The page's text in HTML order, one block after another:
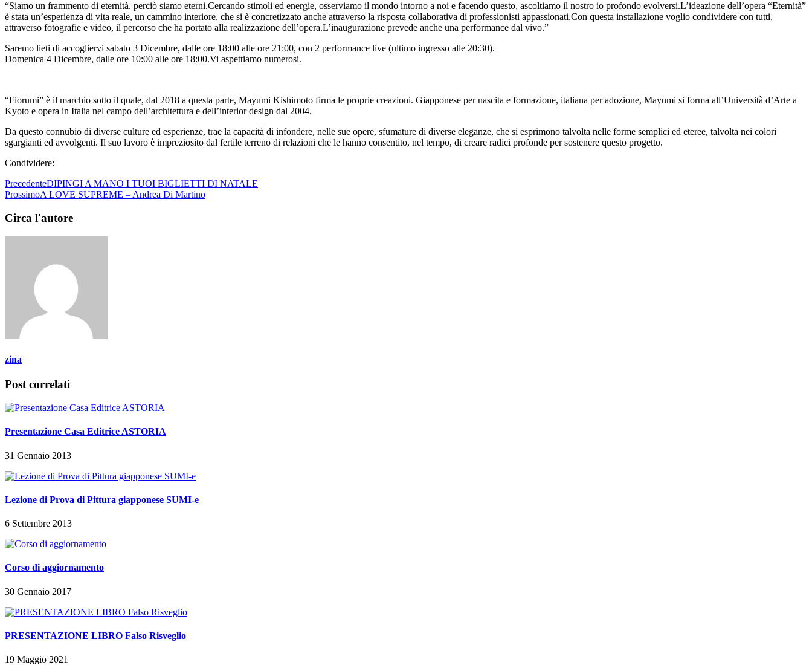
“Siamo un frammento di eternità, perciò siamo eterni.Cercando stimoli ed energie, osserviamo il mondo intorno a noi e facendo questo, ascoltiamo il nostro io profondo evolversi.L’ideazione dell’opera “Eternità”
è stata un’esperienza di vita reale, un cammino interiore, che si è concretizzato anche attraverso la risposta collaborativa di professionisti appassionati.Con questa installazione voglio condividere con tutti,
attraverso fotografie e video, il percorso che ha portato alla realizzazione dell’opera.L’inaugurazione prevede anche una performance dal vivo.”
Saremo lieti di accogliervi sabato 3 Dicembre, dalle ore 18:00 alle ore 21:00, con 2 performance live (ultimo ingresso alle 20:30).
Domenica 4 Dicembre, dalle ore 10:00 alle ore 18:00.Vi aspettiamo numerosi.
“Fiorumi” è il marchio sotto il quale, dal 2018 a questa parte, Mayumi Kishimoto firma le proprie creazioni. Giapponese per nascita e formazione, italiana per adozione, Mayumi si forma all’Università d’Arte a
Kyoto e opera in Italia nel campo dell’architettura e dell’interior design dal 2004.
Da questo connubio di diverse culture ed esperienze, trae la capacità di infondere, nelle sue opere, sfumature di diverse eleganze, che si esprimono talvolta nelle forme semplici ed eteree, talvolta nei colori
sgargianti ed avvolgenti. Il suo lavoro è impreziosito dal fertile terreno di relazioni che le hanno consentito, nel tempo, di creare radici profonde per sostenere questo progetto.
Condividere:
PrecedenteDIPINGI A MANO I TUOI BIGLIETTI DI NATALE
ProssimoA LOVE SUPREME – Andrea Di Martino
Circa l'autore
zina
Post correlati
Presentazione Casa Editrice ASTORIA
31 Gennaio 2013
Lezione di Prova di Pittura giapponese SUMI-e
6 Settembre 2013
Corso di aggiornamento
30 Gennaio 2017
PRESENTAZIONE LIBRO Falso Risveglio
19 Maggio 2021